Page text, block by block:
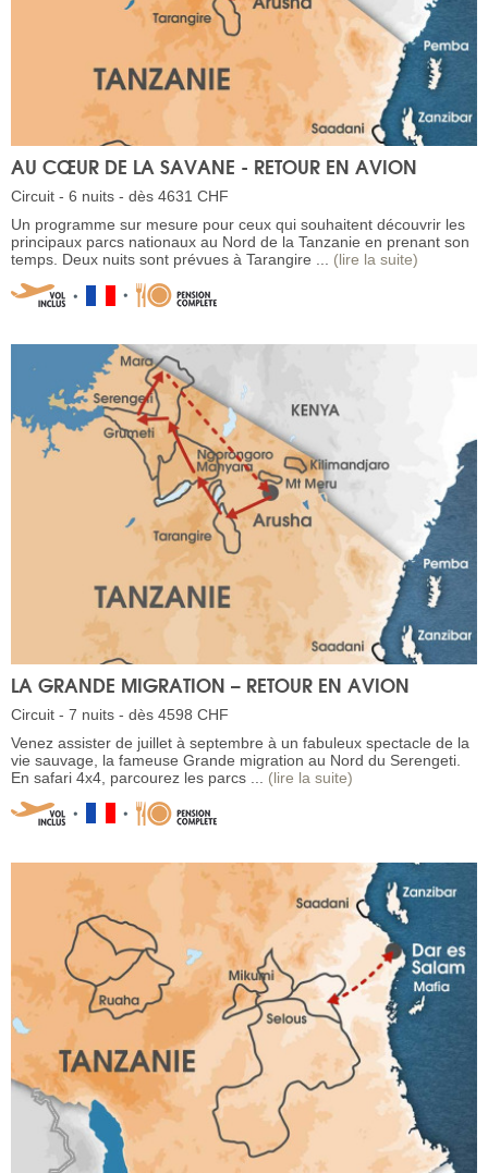
AU CŒUR DE LA SAVANE - RETOUR EN AVION
Circuit - 6 nuits - dès 4631 CHF
Un programme sur mesure pour ceux qui souhaitent découvrir les
principaux parcs nationaux au Nord de la Tanzanie en prenant son
temps. Deux nuits sont prévues à Tarangire ... (lire la suite)
LA GRANDE MIGRATION – RETOUR EN AVION
Circuit - 7 nuits - dès 4598 CHF
Venez assister de juillet à septembre à un fabuleux spectacle de la
vie sauvage, la fameuse Grande migration au Nord du Serengeti.
En safari 4x4, parcourez les parcs ... (lire la suite)